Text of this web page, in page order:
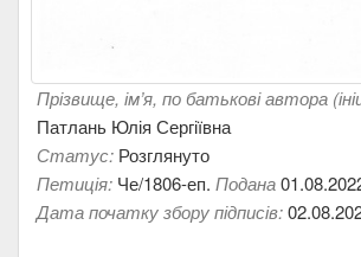
Прізвище, ім’я, по батькові автора
Патлань Юлія Сергіївна
Статус: Розглянуто
Петиція: Че/1806-еп. Подана
Дата початку збору підписів: